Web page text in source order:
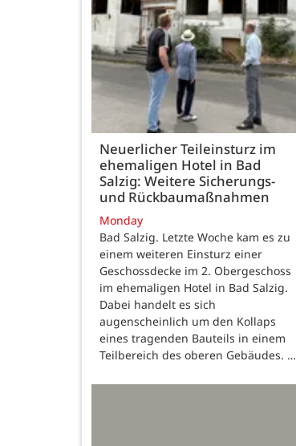
Neuerlicher Teileinsturz im
ehemaligen Hotel in Bad
Salzig: Weitere Sicherungs-
und Rückbaumaßnahmen
Monday
Bad Salzig. Letzte Woche kam es zu
einem weiteren Einsturz einer
Geschossdecke im 2. Obergeschoss
im ehemaligen Hotel in Bad Salzig.
Dabei handelt es sich
augenscheinlich um den Kollaps
eines tragenden Bauteils in einem
Teilbereich des oberen Gebäudes. …